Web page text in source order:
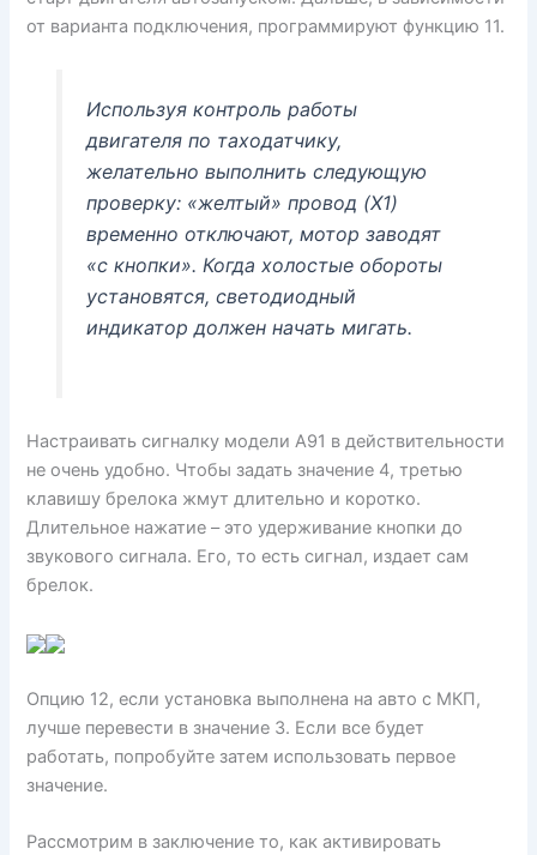
от варианта подключения, программируют функцию 11.
Используя контроль работы
двигателя по таходатчику,
желательно выполнить следующую
проверку: «желтый» провод (X1)
временно отключают, мотор заводят
«с кнопки». Когда холостые обороты
установятся, светодиодный
индикатор должен начать мигать.
Настраивать сигналку модели А91 в действительности
не очень удобно. Чтобы задать значение 4, третью
клавишу брелока жмут длительно и коротко.
Длительное нажатие – это удерживание кнопки до
звукового сигнала. Его, то есть сигнал, издает сам
брелок.
Опцию 12, если установка выполнена на авто с МКП,
лучше перевести в значение 3. Если все будет
работать, попробуйте затем использовать первое
значение.
Рассмотрим в заключение то, как активировать